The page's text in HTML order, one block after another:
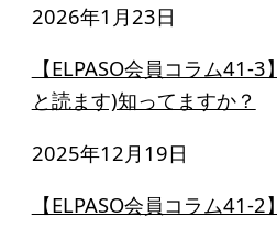
ソーシャルビジネス
受賞者一覧
研究会一覧
2026年1月23日
【ELPASO会員コラム41-
と読ます)知ってますか？
2025年12月19日
【ELPASO会員コラム41-